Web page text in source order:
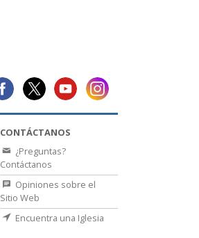
CONTÁCTANOS
¿Preguntas?
Contáctanos
Opiniones sobre el
Sitio Web
Encuentra una Iglesia